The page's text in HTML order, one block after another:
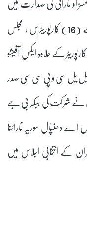
منعقدہ خصوصی اجلاس میں کانگریس پارٹی کے (16) کارپوریٹرس ، مجلس
کے علاوہ ایکس آفیشو
یل سی و پی سی سی صدر
نے شرکت کی جبکہ بی جے
یم یل اے دھنپال سوریہ نارائنا
کے انتخابی اجلاس میں